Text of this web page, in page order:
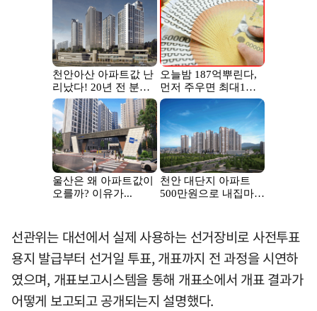
선관위는 대선에서 실제 사용하는 선거장비로 사전투표
용지 발급부터 선거일 투표, 개표까지 전 과정을 시연하
였으며, 개표보고시스템을 통해 개표소에서 개표 결과가
어떻게 보고되고 공개되는지 설명했다.